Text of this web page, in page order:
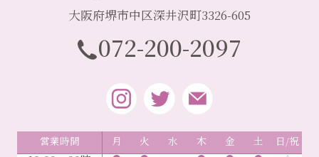
大阪府堺市中区深井沢町3326-605
072-200-2097
営業時間 月 火 水 木 金 土 日/祝